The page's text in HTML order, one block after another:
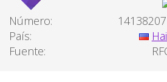
Número:
País:
Fuente: